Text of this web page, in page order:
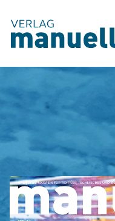
Produkte
Kostenlos
Services
Einzelausgaben